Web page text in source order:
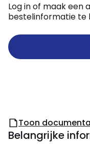
Log in of maak een
bestelinformatie te
Toon
Belangrijke